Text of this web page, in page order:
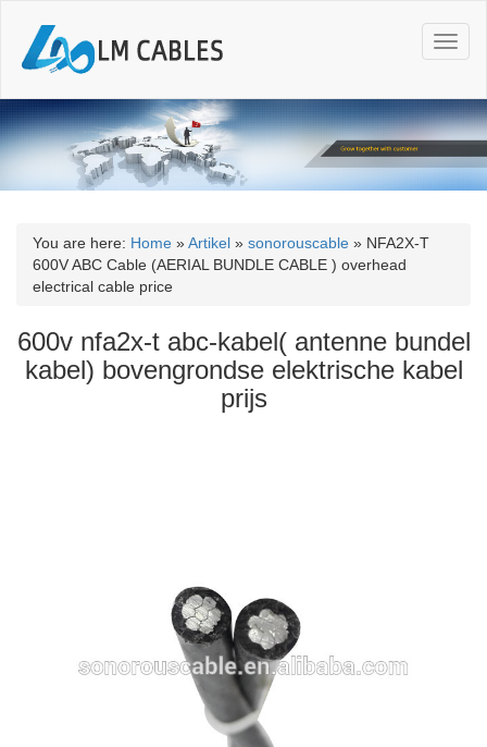
T
o
g
l
n
a
o
n
You are here: Home »Artikel » sonorouscable » NFA2X-T
600V ABC Cable (AERIAL BUNDLE CABLE ) overhead
electrical cable price
600v nfa2x-t abc-kabel( antenne bundel
kabel) bovengrondse elektrische kabel
prijs